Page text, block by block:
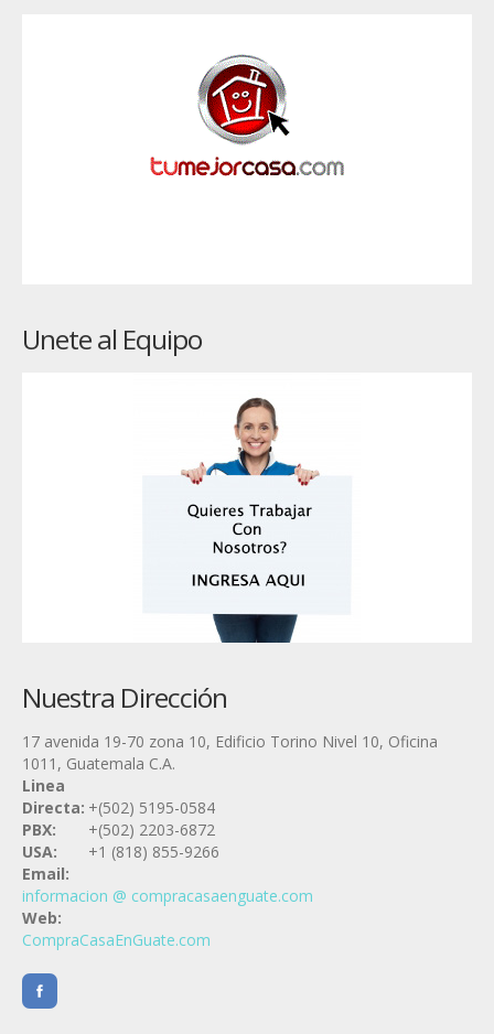
Unete al Equipo
Nuestra Dirección
17 avenida 19-70 zona 10, Edificio Torino Nivel 10, Oficina
1011, Guatemala C.A.
Linea
Directa: +(502) 5195-0584
PBX:
+(502) 2203-6872
USA:
+1 (818) 855-9266
Email:
informacion @ compracasaenguate.com
Web:
CompraCasaEnGuate.com